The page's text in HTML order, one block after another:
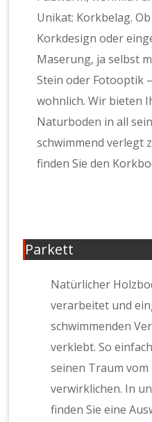
Unikat: Korkbelag.
Korkdesign oder
Maserung, ja selbst
Stein oder Fotooptik
wohnlich. Wir bieten
Naturboden in all
schwimmend verlegt
finden Sie den
Parkett
Natürlicher
verarbeitet und
schwimmenden
verklebt. So
seinen Traum
verwirklichen. In
finden Sie eine